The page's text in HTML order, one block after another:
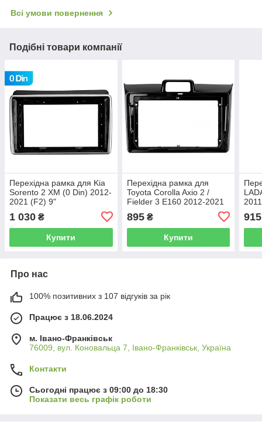
Всі умови повернення
Подібні товари компанії
Перехідна рамка для Kia
Sorento 2 XM (0 Din) 2012-
2021 (F2) 9"
1 030 ₴
Купити
Перехідна рамка для
Toyota Corolla Axio 2 /
Fielder 3 E160 2012-2021
895₴
Купити
915
Про нас
100% позитивних з 107 відгуків за рік
Працює з 18.06.2024
м. Івано-Франківськ
76009, вул. Коновальца 7, Івано-Франківськ, Україна
Контакти
Сьогодні працює з 09:00 до 18:30
Показати весь графік роботи